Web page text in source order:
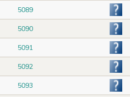
5089
5090
5091
5092
5093